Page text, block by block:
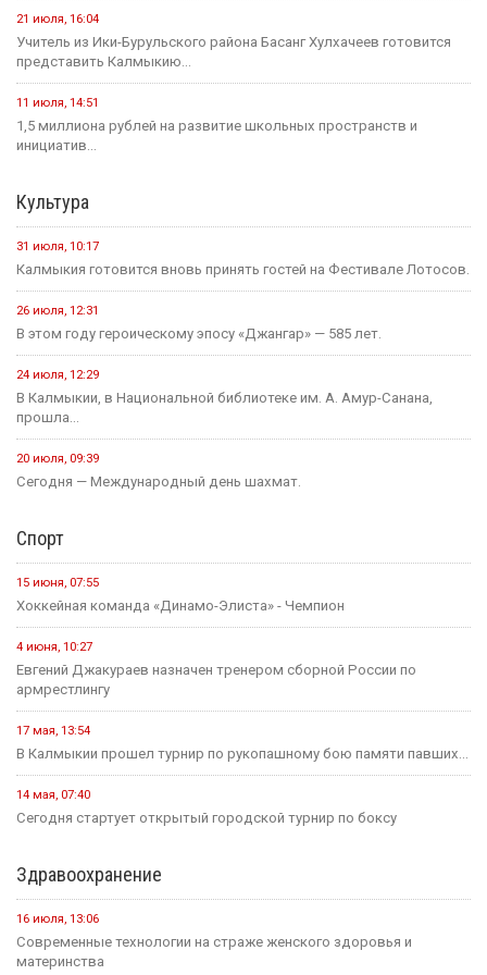
21 июля, 16:04
Учитель из Ики-Бурульского района Басанг Хулхачеев готовится
представить Калмыкию...
11 июля, 14:51
1,5 миллиона рублей на развитие школьных пространств и
инициатив...
Культура
31 июля, 10:17
Калмыкия готовится вновь принять гостей на Фестивале Лотосов.
26 июля, 12:31
В этом году героическому эпосу «Джангар» — 585 лет.
24 июля, 12:29
В Калмыкии, в Национальной библиотеке им. А. Амур-Санана,
прошла...
20 июля, 09:39
Сегодня — Международный день шахмат.
Спорт
15 июня, 07:55
Хоккейная команда «Динамо-Элиста» - Чемпион
4 июня, 10:27
Евгений Джакураев назначен тренером сборной России по
армрестлингу
17 мая, 13:54
В Калмыкии прошел турнир по рукопашному бою памяти павших...
14 мая, 07:40
Сегодня стартует открытый городской турнир по боксу
Здравоохранение
16 июля, 13:06
Современные технологии на страже женского здоровья и
материнства